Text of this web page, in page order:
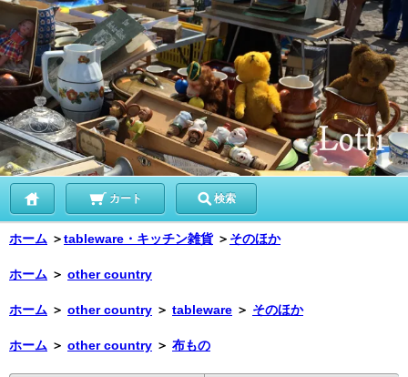
カート 検索
ホーム ＞tableware・キッチン雑貨 ＞ そのほか
ホーム ＞ other country
ホーム ＞ other country ＞ tableware ＞ そのほか
ホーム ＞ other country ＞ 布もの